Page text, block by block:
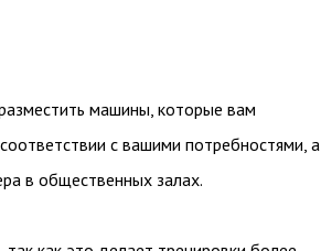
машины, которые вам
с вашими потребностями, а
в общественных залах.